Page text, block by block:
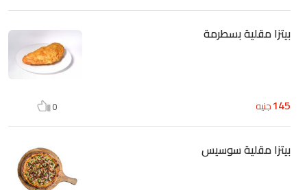
بيتزا مقلية بسطرمة
145جنيه 0
بيتزا مقلية سوسيس